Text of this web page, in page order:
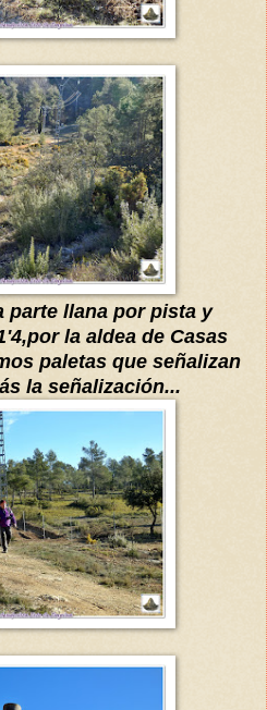
parte llana por pista y
la aldea de Casas
paletas que señalizan
la señalización...